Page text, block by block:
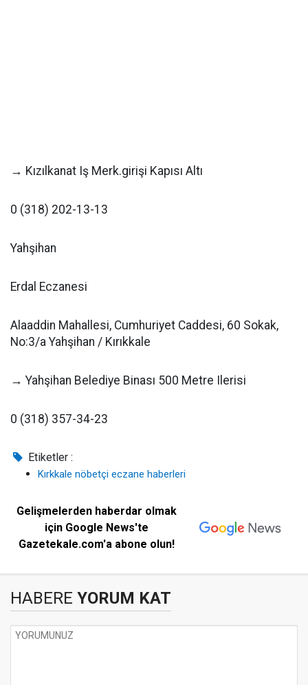
→ Kızılkanat Iş Merk.girişi Kapısı Altı
0 (318) 202-13-13
Yahşihan
Erdal Eczanesi
Alaaddin Mahallesi, Cumhuriyet Caddesi, 60 Sokak,
No:3/a Yahşihan / Kırıkkale
→ Yahşihan Belediye Binası 500 Metre Ilerisi
0 (318) 357-34-23
Etiketler :
Kırkkale nöbetçi eczane haberleri
Gelişmelerden haberdar olmak
için Google News'te
Gazetekale.com'a abone olun!
HABERE YORUM KAT